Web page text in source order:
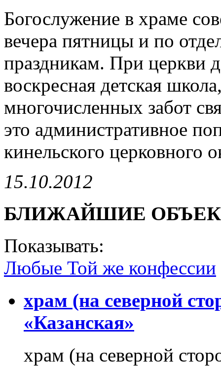
Богослужение в храме
вечера пятницы и по
праздникам. При церкви
воскресная детская
многочисленных забот
это административное
кинельского церковного
15.10.2012
БЛИЖАЙШИЕ
Показывать:
Любые Той же конфессии
храм (на северной
«Казанская»
храм (на северной